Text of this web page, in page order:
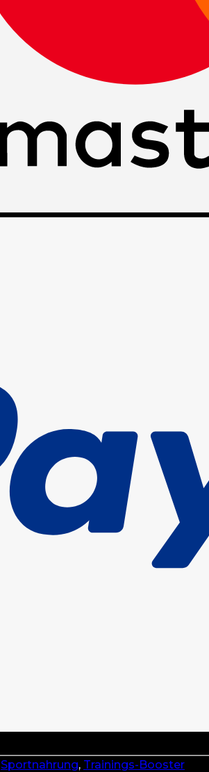
Sportnahrung, Trainings-Booster